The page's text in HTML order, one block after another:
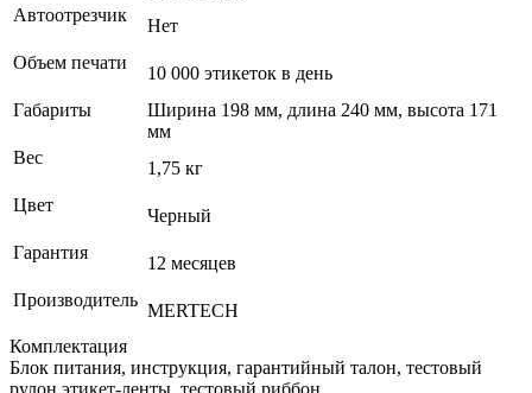
Автоотрезчик
Нет
Объем печати
10 000 этикеток в день
Габариты
Ширина 198 мм, длина 240 мм, высота 171
мм
Вес
1,75 кг
Цвет
Черный
Гарантия
12 месяцев
Производитель
MERTECH
Комплектация
Блок питания, инструкция, гарантийный талон, тестовый
рулон этикет-ленты, тестовый риббон